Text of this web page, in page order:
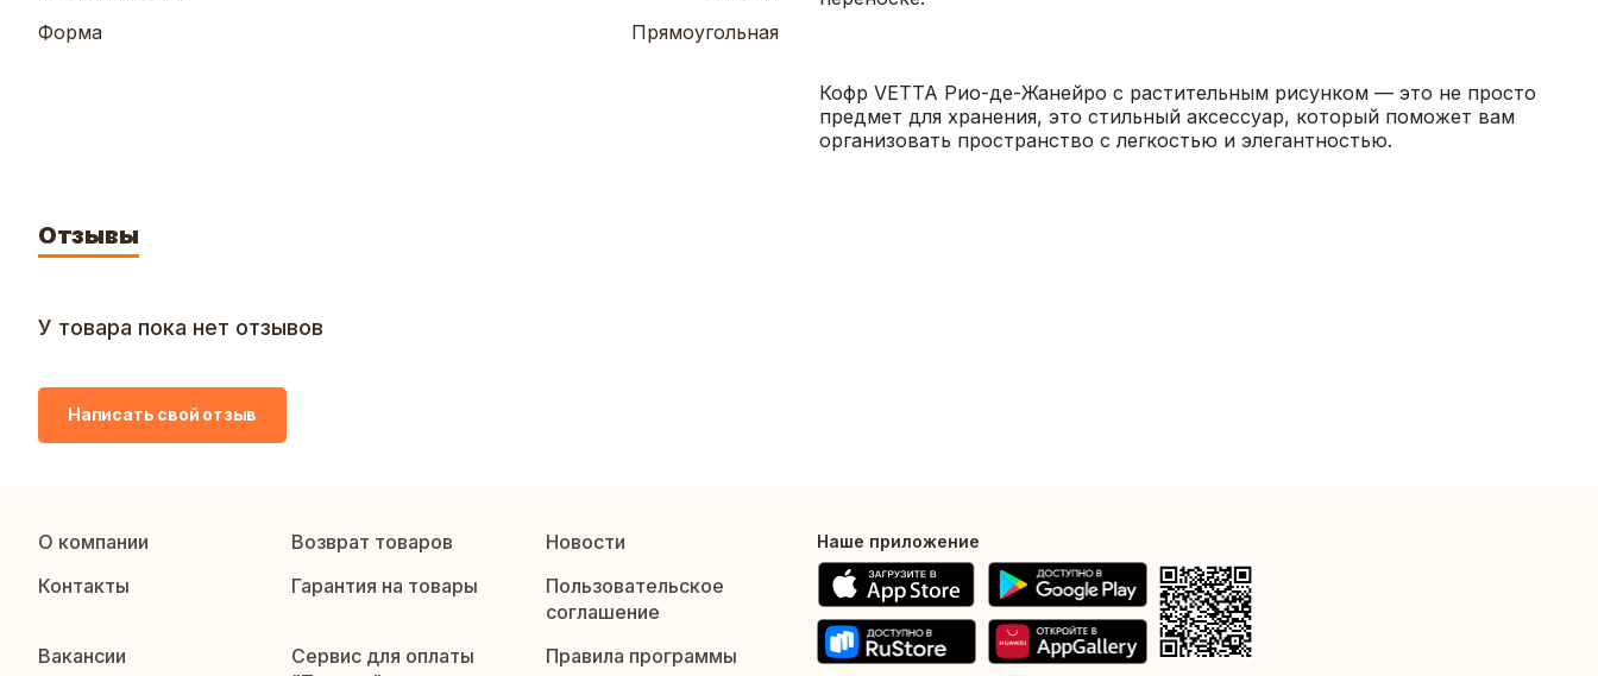
Форма
Прямоугольная
Кофр VETTA Рио-де-Жанейро с растительным рисунком — это не просто
предмет для хранения, это стильный аксессуар, который поможет вам
организовать пространство с легкостью и элегантностью.
Отзывы
У товара пока нет отзывов
Написать свой отзыв
О компании Возврат товаров
Новости
Контакты
Гарантия на товары
Пользовательское
соглашение
Вакансии
Сервис для оплаты
Правила программы
Наше приложение